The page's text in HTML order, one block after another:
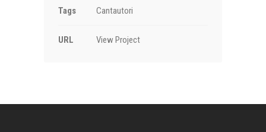
Tags Cantautori
URL View Project